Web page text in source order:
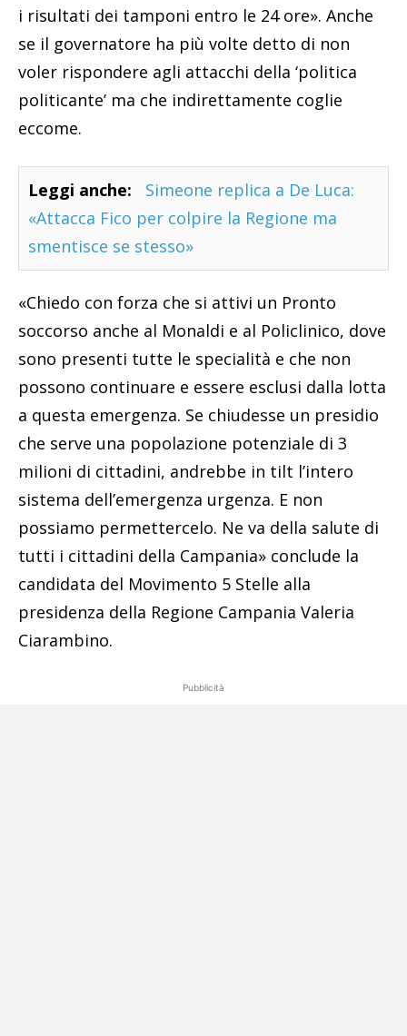
i risultati dei tamponi entro le 24 ore». Anche
se il governatore ha più volte detto di non
voler rispondere agli attacchi della ‘politica
politicante’ ma che indirettamente coglie
eccome.
Leggi anche:
Simeone replica a De Luca:
«Attacca Fico per colpire la Regione ma
smentisce se stesso»
«Chiedo con forza che si attivi un Pronto
soccorso anche al Monaldi e al Policlinico, dove
sono presenti tutte le specialità e che non
possono continuare e essere esclusi dalla lotta
a questa emergenza. Se chiudesse un presidio
che serve una popolazione potenziale di 3
milioni di cittadini, andrebbe in tilt l’intero
sistema dell’emergenza urgenza. E non
possiamo permettercelo. Ne va della salute di
tutti i cittadini della Campania» conclude la
candidata del Movimento 5 Stelle alla
presidenza della Regione Campania Valeria
Ciarambino.
Pubblicità